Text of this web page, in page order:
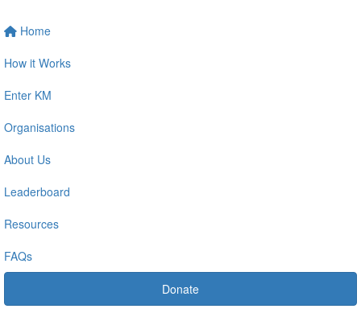
Home
How it Works
Enter KM
Organisations
About Us
Leaderboard
Resources
FAQs
Donate